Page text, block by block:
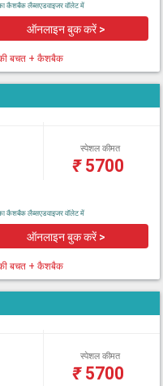
कैशबैक लैब्सएडवाइजर वॉलेट में
ऑनलाइन बुक करें >
बचत + कैशबैक
स्पेशल कीमत
₹5700
कैशबैक लैब्सएडवाइजर वॉलेट में
ऑनलाइन बुक करें >
बचत + कैशबैक
स्पेशल कीमत
₹5700